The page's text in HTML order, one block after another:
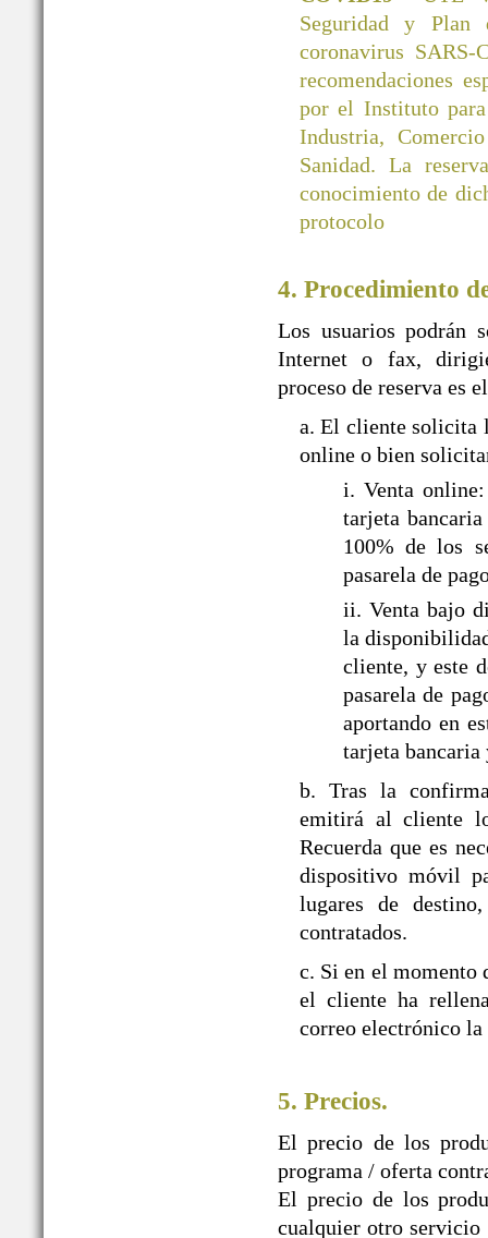
Seguridad y Plan
coronavirus
recomendaciones
por el Instituto
Industria,
Sanidad. La
conocimiento de
protocolo
4. Procedimiento
Los usuarios podrán
Internet o fax,
proceso de reserva es
a. El cliente solicita
online o bien
i. Venta
tarjeta
100% de los
pasarela de
ii. Venta bajo
la
cliente, y este
pasarela de
aportando en
tarjeta bancaria
b. Tras la
emitirá al cliente
Recuerda que es
dispositivo móvil
lugares de
contratados.
c. Si en el momento
el cliente ha
correo electrónico la
5. Precios.
El precio de los
programa / oferta
El precio de los
cualquier otro servicio